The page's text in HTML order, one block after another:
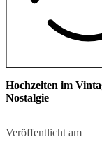
Hochzeiten im
Nostalgie
Veröffentlicht am